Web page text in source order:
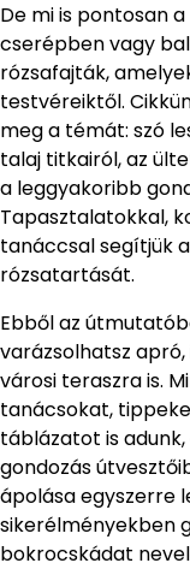
De mi is pontosan
cserépben vagy
rózsafajták,
testvéreiktől.
meg a témát: szó
talaj titkairól, az
a leggyakoribb
Tapasztalatokkal,
tanáccsal segítjük
rózsatartását.
Ebből az
varázsolhatsz
városi teraszra is.
tanácsokat,
táblázatot is
gondozás
ápolása egyszerre
sikerélményekben
bokrocskádat